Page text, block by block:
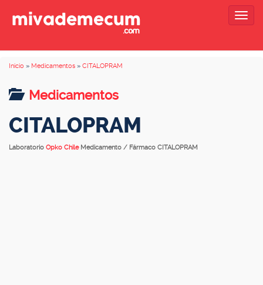
Inicio » Medicamentos » CITALOPRAM
Medicamentos
CITALOPRAM
Laboratorio Opko Chile Medicamento / Fármaco CITALOPRAM